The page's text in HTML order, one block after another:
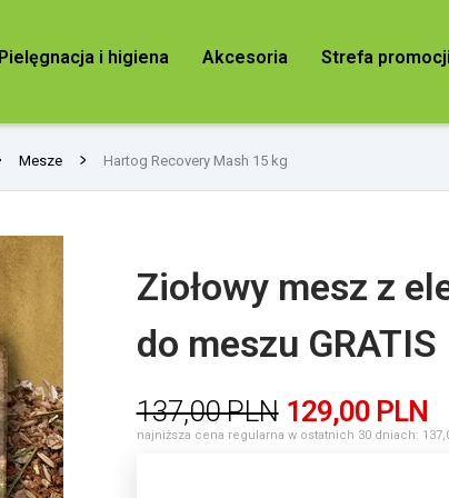
Pielęgnacja i higiena Akcesoria Strefa promocji
Mesze Hartog Recovery Mash 15 kg
Ziołowy mesz z
do meszu GRATIS
137,00 PLN 129,00 PLN
najniższa cena regularna w ostatnich 30 dniach: